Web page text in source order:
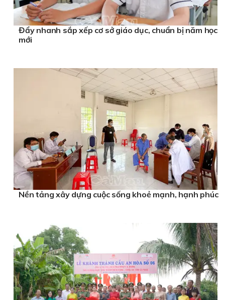
Đẩy nhanh sắp xếp cơ sở giáo dục, chuẩn bị năm học
mới
Nền tảng xây dựng cuộc sống khoẻ mạnh, hạnh phúc